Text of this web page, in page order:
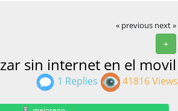
« previous next »
+
sin internet en el movil
1 Replies 41816 Views